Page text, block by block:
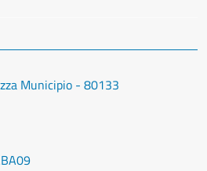
Municipio - 80133